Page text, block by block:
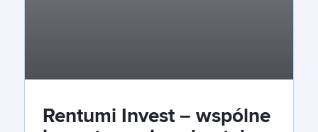
Rentumi Invest – wspólne